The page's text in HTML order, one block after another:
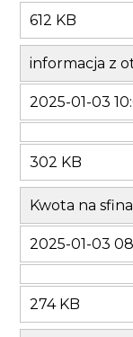
612 KB
informacja z
2025-01-03
302 KB
Kwota na
2025-01-03
274 KB